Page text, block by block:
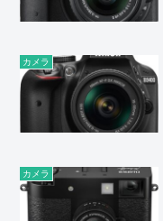
カメラ
カメラ